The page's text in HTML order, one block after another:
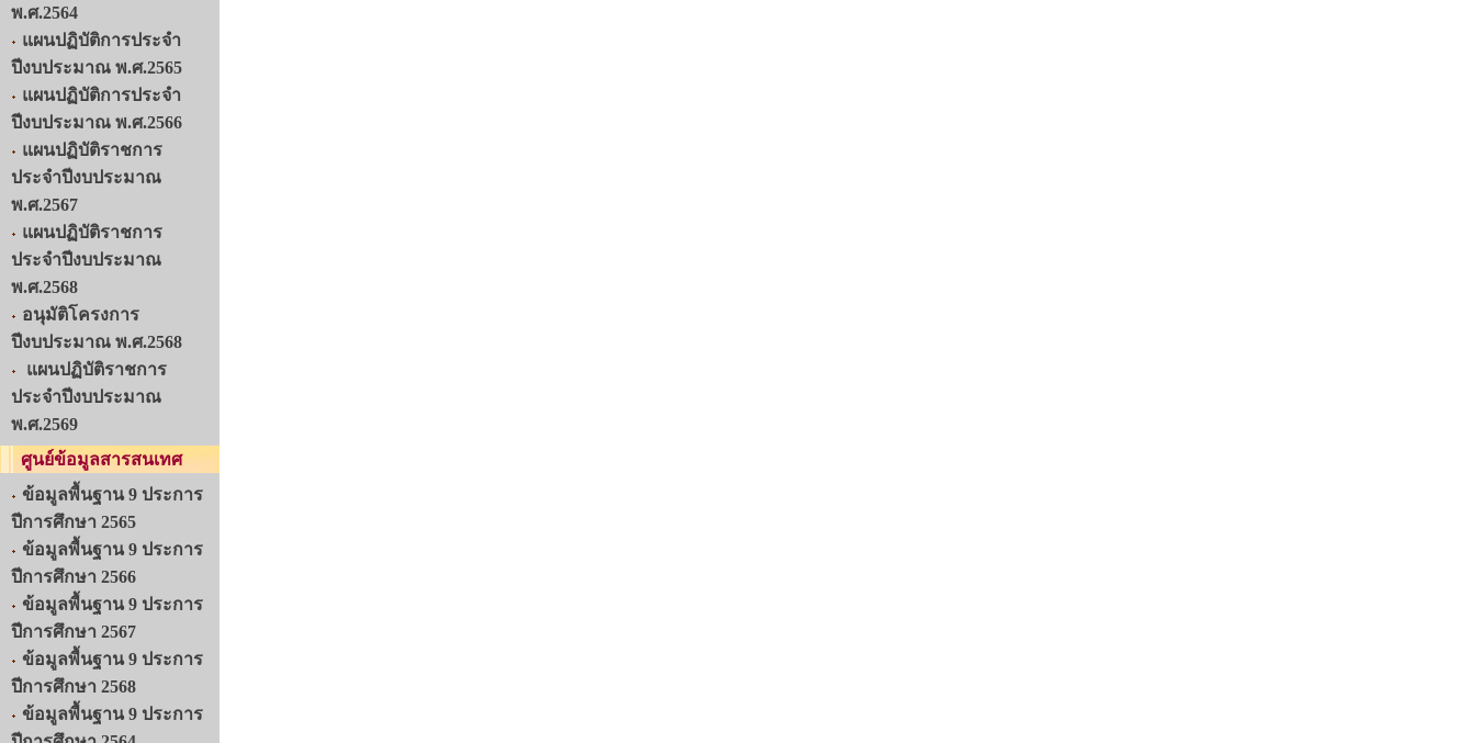
พ.ศ.2564
แผนปฏิบัติการประจำ
ปีงบประมาณ พ.ศ.2565
แผนปฏิบัติการประจำ
ปีงบประมาณ พ.ศ.2566
แผนปฏิบัติราชการ
ประจำปีงบประมาณ
พ.ศ.2567
แผนปฏิบัติราชการ
ประจำปีงบประมาณ
พ.ศ.2568
อนุมัติโครงการ
ปีงบประมาณ พ.ศ.2568
แผนปฏิบัติราชการ
ประจำปีงบประมาณ
พ.ศ.2569
ศูนย์ข้อมูลสารสนเทศ
ข้อมูลพื้นฐาน 9 ประการ
ปีการศึกษา 2565
ข้อมูลพื้นฐาน 9 ประการ
ปีการศึกษา 2566
ข้อมูลพื้นฐาน 9 ประการ
ปีการศึกษา 2567
ข้อมูลพื้นฐาน 9 ประการ
ปีการศึกษา 2568
ข้อมูลพื้นฐาน 9 ประการ